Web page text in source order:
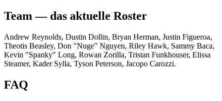
Team — das aktuelle Roster
Andrew Reynolds, Dustin Dollin, Bryan Herman, Justin Figueroa,
Theotis Beasley, Don "Nuge" Nguyen, Riley Hawk, Sammy Baca,
Kevin "Spanky" Long, Rowan Zorilla, Tristan Funkhouser, Elissa
Steamer, Kader Sylla, Tyson Peterson, Jacopo Carozzi.
FAQ